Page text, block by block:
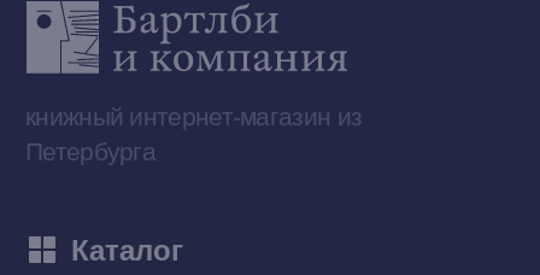
Приобрести книги на Ozon
Наши книги на «Авито»
Telegram-канал